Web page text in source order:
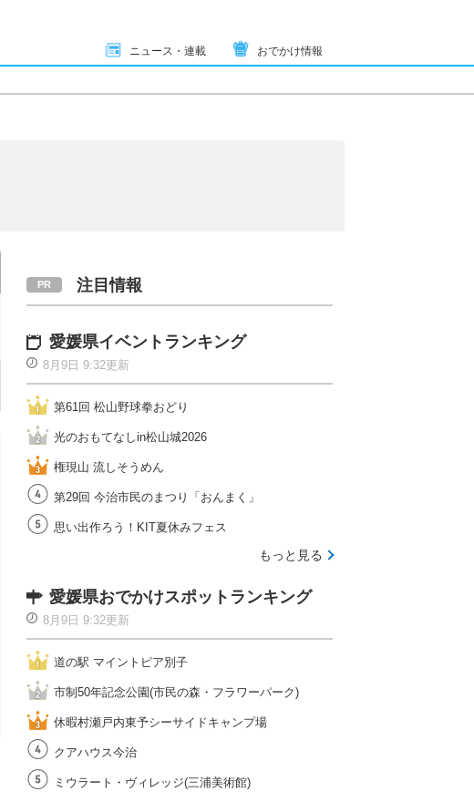
ニュース・連載 おでかけ情報
注目情報
愛媛県イベントランキング
8月9日 9:32更新
第61回 松山野球拳おどり
光のおもてなしin松山城2026
権現山 流しそうめん
第29回 今治市民のまつり「おんまく」
思い出作ろう！KIT夏休みフェス
もっと見る
愛媛県おでかけスポットランキング
8月9日 9:32更新
道の駅 マイントピア別子
市制50年記念公園(市民の森・フラワーパーク)
休暇村瀬戸内東予シーサイドキャンプ場
クアハウス今治
ミウラート・ヴィレッジ(三浦美術館)